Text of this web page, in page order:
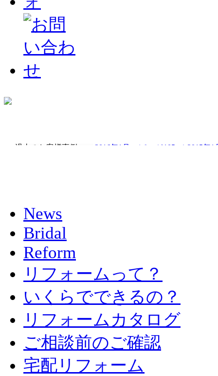
過去のお客様事例 → 2016年1月～(ページ105～) 2015年1
News
Bridal
Reform
リフォームって？
いくらでできるの？
リフォームカタログ
ご相談前のご確認
宅配リフォーム